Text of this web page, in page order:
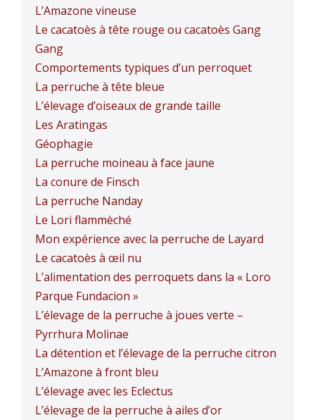
L’Amazone vineuse
Le cacatoès à tête rouge ou cacatoès Gang
Gang
Comportements typiques d’un perroquet
La perruche à tête bleue
L’élevage d’oiseaux de grande taille
Les Aratingas
Géophagie
La perruche moineau à face jaune
La conure de Finsch
La perruche Nanday
Le Lori flammèché
Mon expérience avec la perruche de Layard
Le cacatoès à œil nu
L’alimentation des perroquets dans la « Loro
Parque Fundacion »
L’élevage de la perruche à joues verte –
Pyrrhura Molinae
La détention et l’élevage de la perruche citron
L’Amazone à front bleu
L’élevage avec les Eclectus
L’élevage de la perruche à ailes d’or